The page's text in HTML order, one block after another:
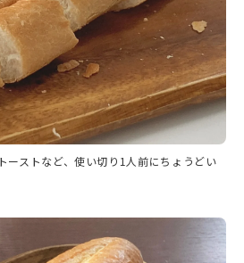
ーストなど、使い切り1人前にちょうどい